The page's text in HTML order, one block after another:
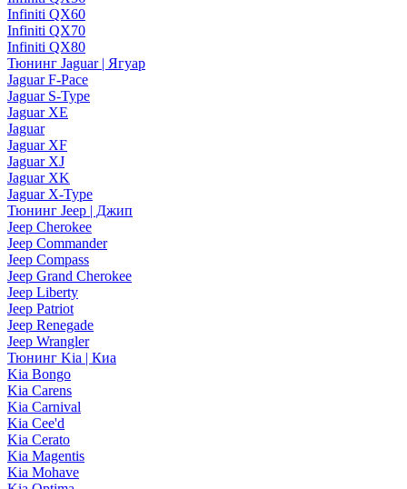
Infiniti QX60
Infiniti QX70
Infiniti QX80
Тюнинг Jaguar | Ягуар
Jaguar F-Pace
Jaguar S-Type
Jaguar XE
Jaguar
Jaguar XF
Jaguar XJ
Jaguar XK
Jaguar X-Type
Тюнинг Jeep | Джип
Jeep Cherokee
Jeep Commander
Jeep Compass
Jeep Grand Cherokee
Jeep Liberty
Jeep Patriot
Jeep Renegade
Jeep Wrangler
Тюнинг Kia | Киа
Kia Bongo
Kia Carens
Kia Carnival
Kia Cee'd
Kia Cerato
Kia Magentis
Kia Mohave